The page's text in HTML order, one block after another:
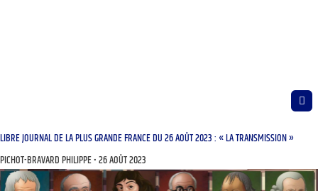
LIBRE JOURNAL DE LA PLUS GRANDE FRANCE DU 26 AOÛT 2023 : « LA TRANSMISSION »
PICHOT-BRAVARD PHILIPPE 26 AOÛT 2023